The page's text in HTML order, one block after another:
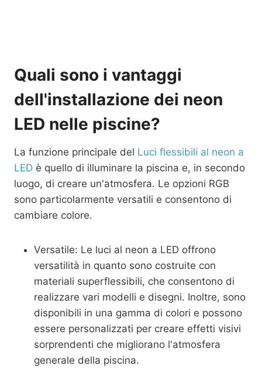
Quali sono i vantaggi
dell'installazione dei neon
LED nelle piscine?
La funzione principale del Luci flessibili al neon a
LED è quello di illuminare la piscina e, in secondo
luogo, di creare un'atmosfera. Le opzioni RGB
sono particolarmente versatili e consentono di
cambiare colore.
Versatile: Le luci al neon a LED offrono
versatilità in quanto sono costruite con
materiali superflessibili, che consentono di
realizzare vari modelli e disegni. Inoltre, sono
disponibili in una gamma di colori e possono
essere personalizzati per creare effetti visivi
sorprendenti che migliorano l'atmosfera
generale della piscina.